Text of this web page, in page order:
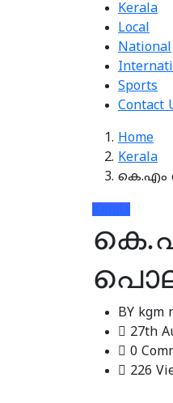
Kerala
Local
National
Sports
Contact
Home
Kerala
കെ.എം
Kerala
BY kgm
27th
0
226